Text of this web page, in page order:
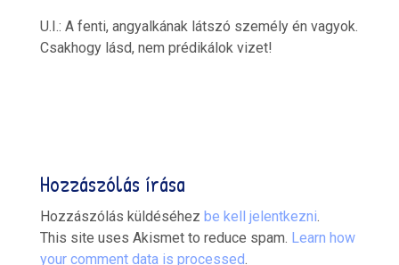
U.I.: A fenti, angyalkának látszó személy én vagyok.
Csakhogy lásd, nem prédikálok vizet!
Hozzászólás írása
Hozzászólás küldéséhez be kell jelentkezni.
This site uses Akismet to reduce spam. Learn how
your comment data is processed.